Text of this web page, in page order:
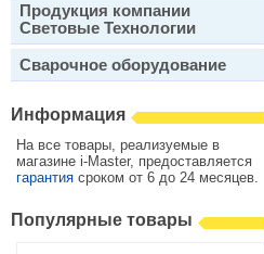
Продукция компании
Световые Технологии
Сварочное оборудование
Информация
На все товары, реализуемые в
магазине i-Master, предоставляется
гарантия сроком от 6 до 24 месяцев.
Популярные товары